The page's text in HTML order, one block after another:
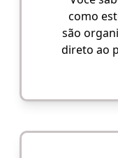
como
são
direto ao